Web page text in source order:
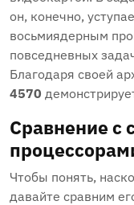
он, конечно,
восьмиядерным
повседневных
Благодаря своей
4570
Сравнение с
Чтобы понять,
давайте сравним